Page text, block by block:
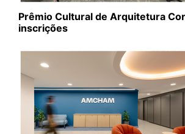
Prêmio Cultural de Arquitetura
inscrições